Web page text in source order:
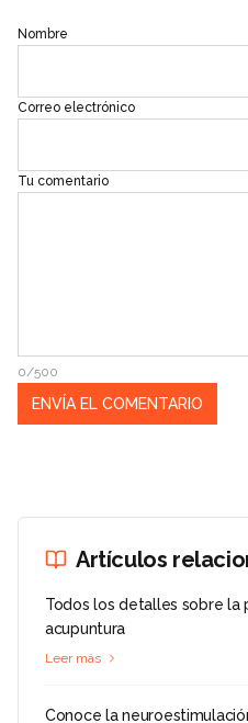
Nombre
Correo electrónico
Tu comentario
0/500
Artículos
Todos los detalles sobre la
acupuntura
Leer más
Conoce la